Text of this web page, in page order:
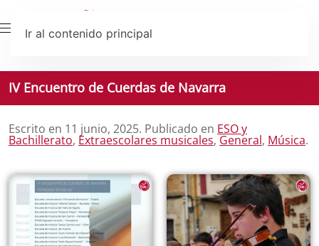
Ir al contenido principal
IV Encuentro de Cuerdas de Navarra
Escrito en 11 junio, 2025. Publicado en ESO y
Bachillerato, Extraescolares musicales, General, Música.